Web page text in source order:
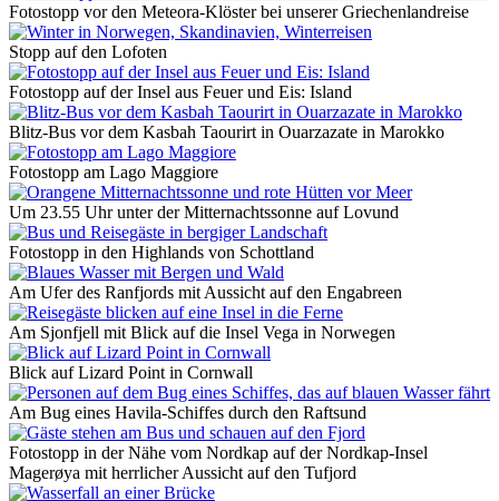
Fotostopp vor den Meteora-Klöster bei unserer Griechenlandreise
Stopp auf den Lofoten
Fotostopp auf der Insel aus Feuer und Eis: Island
Blitz-Bus vor dem Kasbah Taourirt in Ouarzazate in Marokko
Fotostopp am Lago Maggiore
Um 23.55 Uhr unter der Mitternachtssonne auf Lovund
Fotostopp in den Highlands von Schottland
Am Ufer des Ranfjords mit Aussicht auf den Engabreen
Am Sjonfjell mit Blick auf die Insel Vega in Norwegen
Blick auf Lizard Point in Cornwall
Am Bug eines Havila-Schiffes durch den Raftsund
Fotostopp in der Nähe vom Nordkap auf der Nordkap-Insel
Magerøya mit herrlicher Aussicht auf den Tufjord